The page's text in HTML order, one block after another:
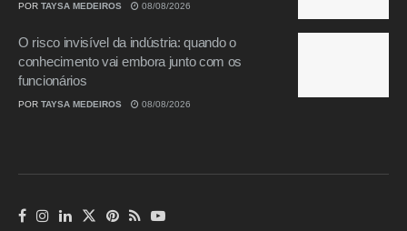
POR TAYSA MEDEIROS 08/08/2026
O risco invisível da indústria: quando o
conhecimento vai embora junto com os
funcionários
POR TAYSA MEDEIROS 08/08/2026